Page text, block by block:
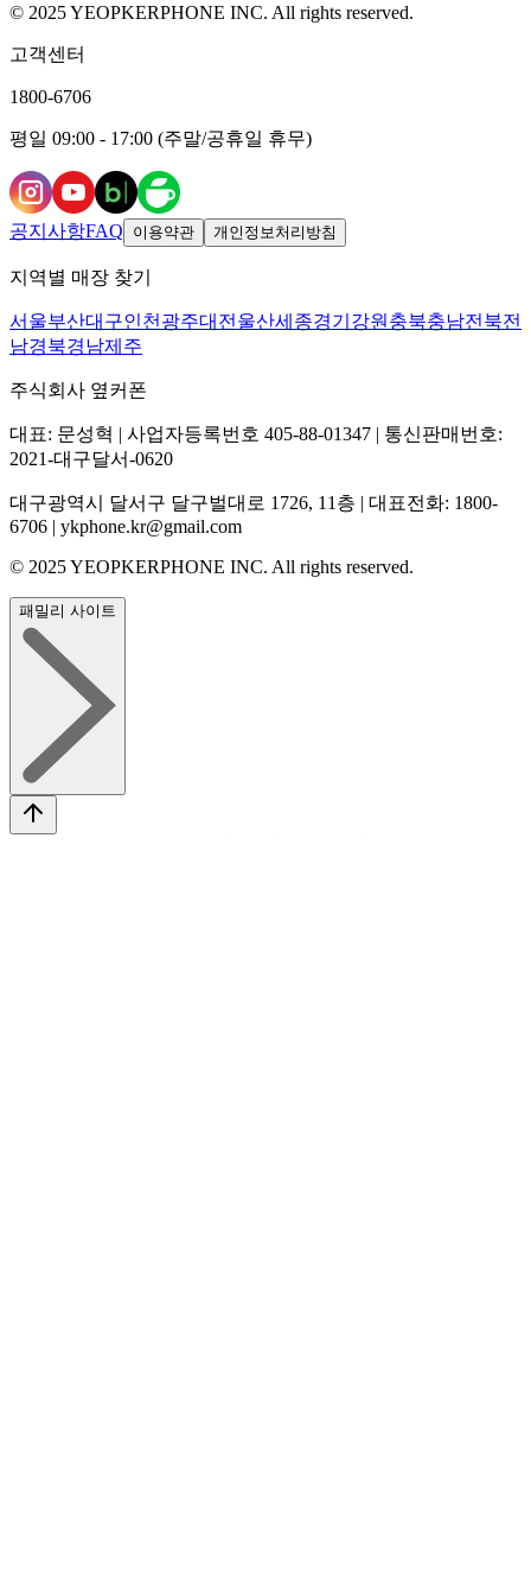
© 2025 YEOPKERPHONE INC. All rights reserved.
고객센터
1800-6706
평일 09:00 - 17:00 (주말/공휴일 휴무)
공지사항FAQ 이용약관 개인정보처리방침
지역별 매장 찾기
서울부산대구인천 광주대전 울산세종경기 강원 충북충남전북전
남경북경남제주
주식회사 옆커폰
대표: 문성혁 | 사업자등록번호 405-88-01347 | 통신판매번호:
2021-대구달서-0620
대구광역시 달서구 달구벌대로 1726, 11층 | 대표전화: 1800-
6706 | ykphone.kr@gmail.com
© 2025 YEOPKERPHONE INC. All rights reserved.
패밀리 사이트